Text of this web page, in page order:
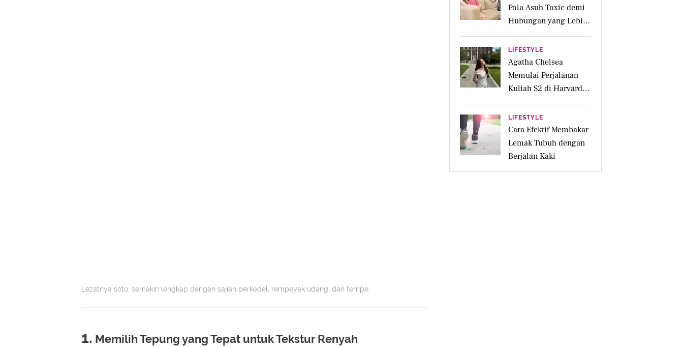
Lezatnya soto, semakin lengkap dengan sajian perkedel, rempeyek udang, dan tempe
1. Memilih Tepung yang Tepat untuk Tekstur Renyah
Pola Asuh Toxic demi
Hubungan yang Lebih
Sehat dengan Anak
LIFESTYLE
Agatha Chelsea
Memulai Perjalanan
Kuliah S2 di Harvard
University
LIFESTYLE
Cara Efektif Membakar
Lemak Tubuh dengan
Berjalan Kaki